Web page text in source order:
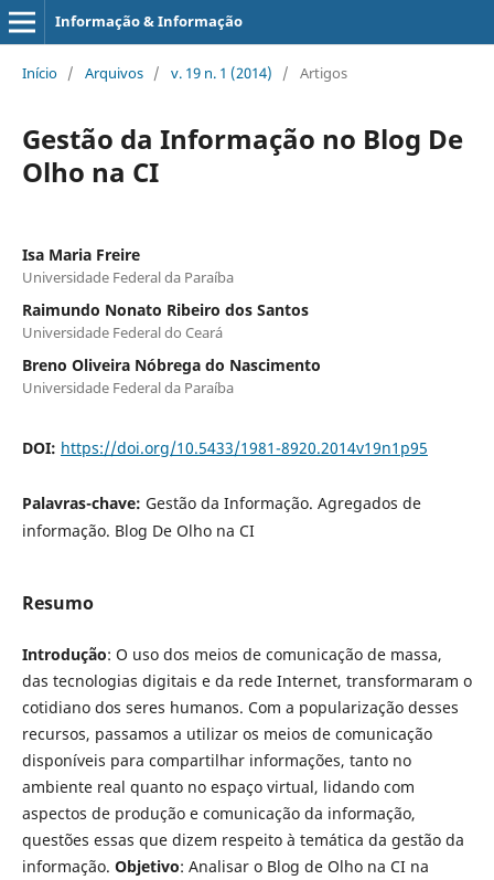
Informação & Informação
Início / Arquivos / v. 19 n. 1 (2014) / Artigos
Gestão da Informação no Blog De
Olho na CI
Isa Maria Freire
Universidade Federal da Paraíba
Raimundo Nonato Ribeiro dos Santos
Universidade Federal do Ceará
Breno Oliveira Nóbrega do Nascimento
Universidade Federal da Paraíba
DOI: https://doi.org/10.5433/1981-8920.2014v19n1p95
Palavras-chave: Gestão da Informação. Agregados de
informação. Blog De Olho na CI
Resumo
Introdução: O uso dos meios de comunicação de massa,
das tecnologias digitais e da rede Internet, transformaram o
cotidiano dos seres humanos. Com a popularização desses
recursos, passamos a utilizar os meios de comunicação
disponíveis para compartilhar informações, tanto no
ambiente real quanto no espaço virtual, lidando com
aspectos de produção e comunicação da informação,
questões essas que dizem respeito à temática da gestão da
informação. Objetivo: Analisar o Blog de Olho na CI na